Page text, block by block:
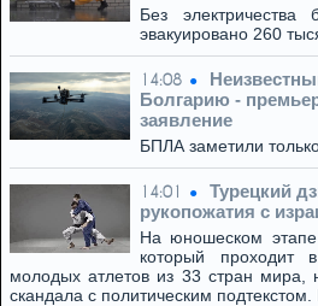
Без
эвакуировано 260
14:08
Болгарию -
заявление
БПЛА заметили
14:01
Турецкий
рукопожатия с
На юношеском
который
молодых атлетов из 33 стран мира,
скандала с политическим